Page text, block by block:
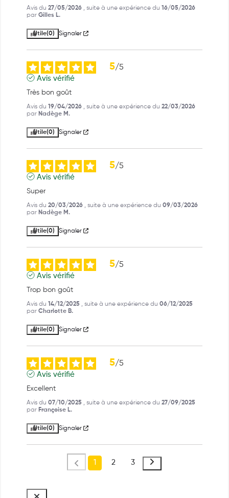
Avis du 27/05/2026 , suite à une expérience du 16/05/2026
par Gilles L.
Utile(0) Signaler
5/5
Avis vérifié
Très bon goût
Avis du 19/04/2026 , suite à une expérience du 22/03/2026
par Nadège M.
Utile(0) Signaler
5/5
Avis vérifié
Super
Avis du 20/03/2026 , suite à une expérience du 09/03/2026
par Nadège M.
Utile(0) Signaler
5/5
Avis vérifié
Trop bon goût
Avis du 14/12/2025 , suite à une expérience du 06/12/2025
par Charlotte B.
Utile(0) Signaler
5/5
Avis vérifié
Excellent
Avis du 07/10/2025 , suite à une expérience du 27/09/2025
par Françoise L.
Utile(0) Signaler
1 2 3